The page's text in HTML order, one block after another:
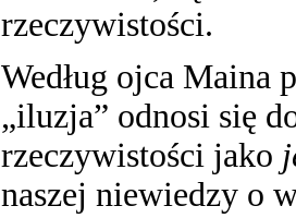
rzeczywistości.
Według ojca Maina
„iluzja” odnosi się
rzeczywistości jako
naszej niewiedzy o